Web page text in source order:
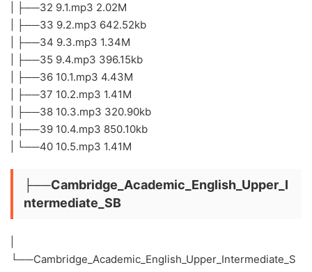
| ├──32 9.1.mp3 2.02M
| ├──33 9.2.mp3 642.52kb
| ├──34 9.3.mp3 1.34M
| ├──35 9.4.mp3 396.15kb
| ├──36 10.1.mp3 4.43M
| ├──37 10.2.mp3 1.41M
| ├──38 10.3.mp3 320.90kb
| ├──39 10.4.mp3 850.10kb
| └──40 10.5.mp3 1.41M
├──Cambridge_Academic_English_Upper_I
ntermediate_SB
└──Cambridge_Academic_English_Upper_Intermediate_S